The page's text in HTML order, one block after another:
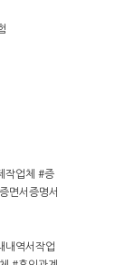
작업체 #증
면서증명서
내역서작업